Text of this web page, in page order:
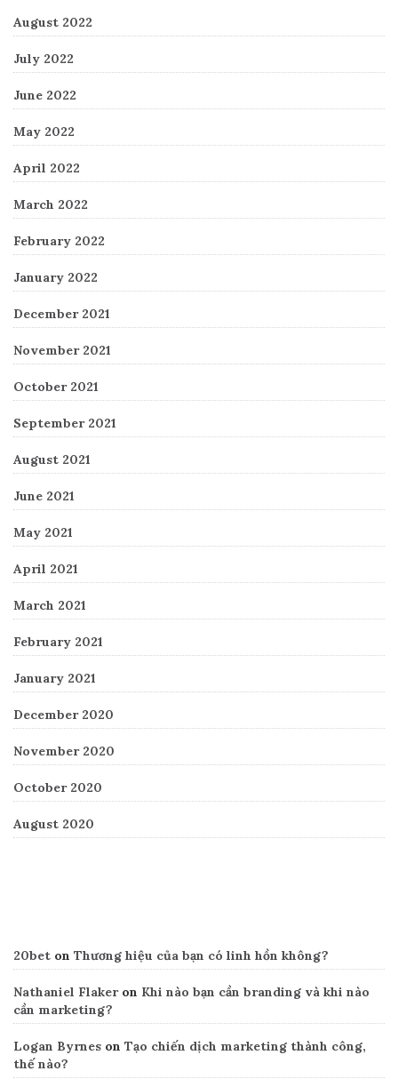
August 2022
July 2022
June 2022
May 2022
April 2022
March 2022
February 2022
January 2022
December 2021
November 2021
October 2021
September 2021
August 2021
June 2021
May 2021
April 2021
March 2021
February 2021
January 2021
December 2020
November 2020
October 2020
August 2020
20bet on Thương hiệu của bạn có linh hồn không?
Nathaniel Flakeron Khi nào bạn cần branding và khi nào
cần marketing?
Logan Byrnes on Tạo chiến dịch marketing thành công,
thế nào?